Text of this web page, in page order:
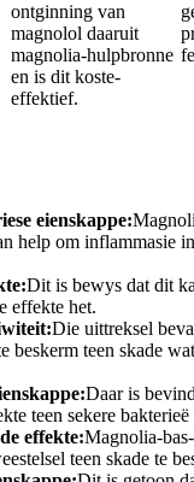
ontginning van
magnolol daaruit
magnolia-hulpbronne
en is dit koste-
effektief.
eienskappe:
help om inflammasie
Dit is bewys dat dit
effekte het.
Die uittreksel
beskerm teen skade
Daar is
teen sekere
effekte:Magnolia-
teen skade te